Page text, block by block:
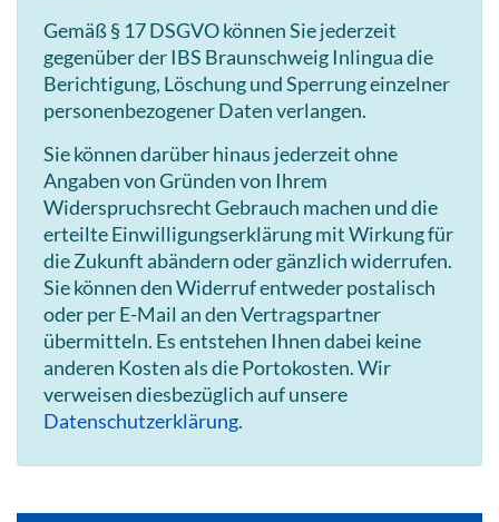
Gemäß § 17 DSGVO können Sie jederzeit
gegenüber der IBS Braunschweig Inlingua die
Berichtigung, Löschung und Sperrung einzelner
personenbezogener Daten verlangen.
Sie können darüber hinaus jederzeit ohne
Angaben von Gründen von Ihrem
Widerspruchsrecht Gebrauch machen und die
erteilte Einwilligungserklärung mit Wirkung für
die Zukunft abändern oder gänzlich widerrufen.
Sie können den Widerruf entweder postalisch
oder per E-Mail an den Vertragspartner
übermitteln. Es entstehen Ihnen dabei keine
anderen Kosten als die Portokosten. Wir
verweisen diesbezüglich auf unsere
Datenschutzerklärung.